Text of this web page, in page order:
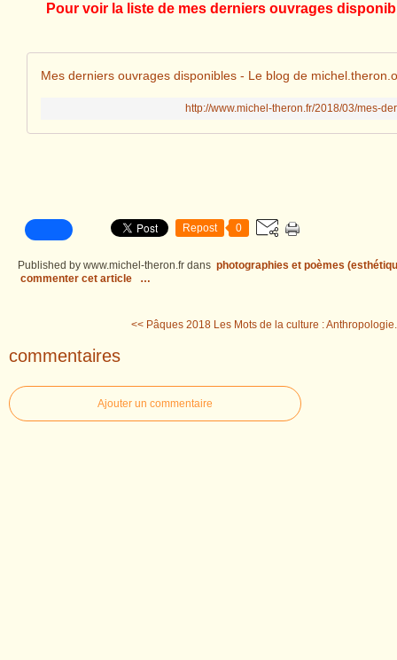
Pour voir la liste de mes derniers ouvrages
Mes derniers ouvrages disponibles - Le blog de
http://www.michel-theron.fr/2018/03/mes-
Repost 0
Published by www.michel-theron.fr dans photographies et poèmes
commenter cet article
…
<< Pâques 2018 Les Mots de la culture :
commentaires
Ajouter un commentaire